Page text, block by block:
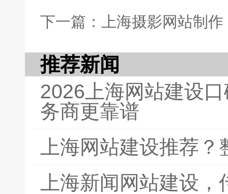
下一篇：上海摄影网站制
推荐新闻
2026上海网站建设
务商更靠谱
上海网站建设推荐
上海新闻网站建设